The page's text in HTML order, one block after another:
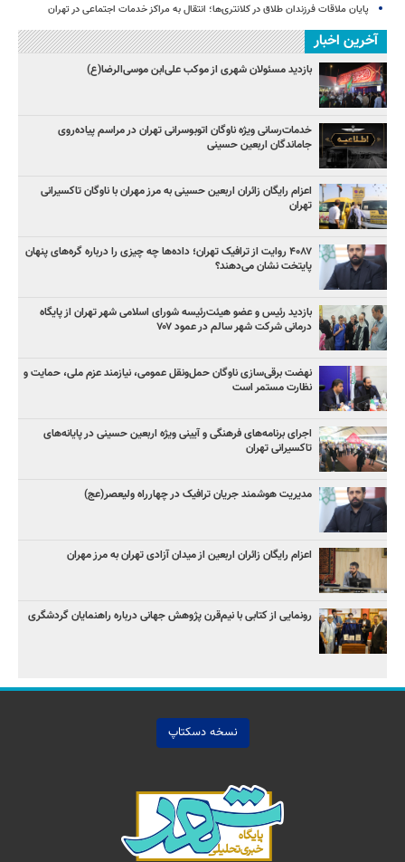
پایان ملاقات فرزندان طلاق در کلانتری‌ها؛ انتقال به مراکز خدمات اجتماعی در تهران
آخرین اخبار
بازدید مسئولان شهری از موکب علی‌ابن موسی‌الرضا(ع)
خدمات‌رسانی ویژه ناوگان اتوبوسرانی تهران در مراسم پیاده‌روی
جاماندگان اربعین حسینی
اعزام رایگان زائران اربعین حسینی به مرز مهران با ناوگان تاکسیرانی
تهران
۴۰۸۷ روایت از ترافیک تهران؛ داده‌ها چه چیزی را درباره گره‌های پنهان
پایتخت نشان می‌دهند؟
بازدید رئیس و عضو هیئت‌رئیسه شورای اسلامی شهر تهران از پایگاه
درمانی شرکت شهر سالم در عمود ۷۰۷
نهضت برقی‌سازی ناوگان حمل‌ونقل عمومی، نیازمند عزم ملی، حمایت و
نظارت مستمر است
اجرای برنامه‌های فرهنگی و آیینی ویژه اربعین حسینی در پایانه‌های
تاکسیرانی تهران
مدیریت هوشمند جریان ترافیک در چهارراه ولیعصر(عج)
اعزام رایگان زائران اربعین از میدان آزادی تهران به مرز مهران
رونمایی از کتابی با نیم‌قرن پژوهش جهانی درباره راهنمایان گردشگری
نسخه دسکتاپ